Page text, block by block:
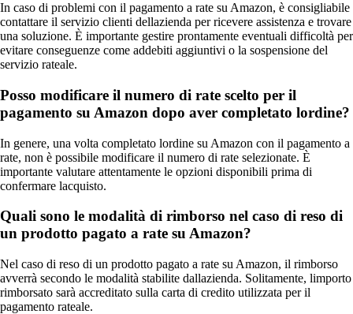
In caso di problemi con il pagamento a rate su Amazon, è consigliabile
contattare il servizio clienti dellazienda per ricevere assistenza e trovare
una soluzione. È importante gestire prontamente eventuali difficoltà per
evitare conseguenze come addebiti aggiuntivi o la sospensione del
servizio rateale.
Posso modificare il numero di rate scelto per il
pagamento su Amazon dopo aver completato lordine?
In genere, una volta completato lordine su Amazon con il pagamento a
rate, non è possibile modificare il numero di rate selezionate. È
importante valutare attentamente le opzioni disponibili prima di
confermare lacquisto.
Quali sono le modalità di rimborso nel caso di reso di
un prodotto pagato a rate su Amazon?
Nel caso di reso di un prodotto pagato a rate su Amazon, il rimborso
avverrà secondo le modalità stabilite dallazienda. Solitamente, limporto
rimborsato sarà accreditato sulla carta di credito utilizzata per il
pagamento rateale.